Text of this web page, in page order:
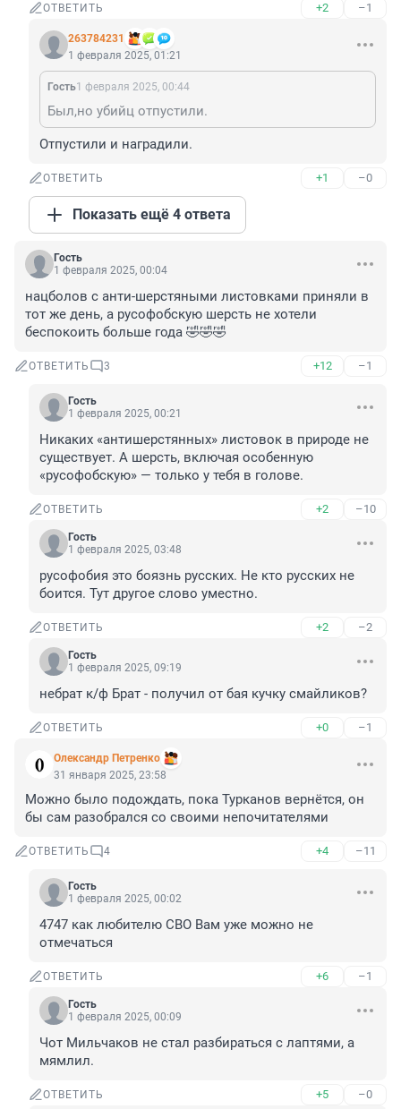
ОТВЕТИТЬ +2 –1
263784231
1 февраля 2025, 01:21
Гость1 февраля 2025, 00:44
Был,но убийц отпустили.
Отпустили и наградили.
ОТВЕТИТЬ +1 –0
Показать ещё 4 ответа
Гость
1 февраля 2025, 00:04
нацболов с анти-шерстяными листовками приняли в
тот же день, а русофобскую шерсть не хотели
беспокоить больше года 🤣🤣🤣
ОТВЕТИТЬ 3 +12 –1
Гость
1 февраля 2025, 00:21
Никаких «антишерстянных» листовок в природе не
существует. А шерсть, включая особенную
«русофобскую» — только у тебя в голове.
ОТВЕТИТЬ +2 –10
Гость
1 февраля 2025, 03:48
русофобия это боязнь русских. Не кто русских не
боится. Тут другое слово уместно.
ОТВЕТИТЬ +2 –2
Гость
1 февраля 2025, 09:19
небрат к/ф Брат - получил от бая кучку смайликов?
ОТВЕТИТЬ +0 –1
Олександр Петренко
31 января 2025, 23:58
Можно было подождать, пока Турканов вернётся, он
бы сам разобрался со своими непочитателями
ОТВЕТИТЬ 4 +4 –11
Гость
1 февраля 2025, 00:02
4747 как любителю СВО Вам уже можно не
отмечаться
ОТВЕТИТЬ +6 –1
Гость
1 февраля 2025, 00:09
Чот Мильчаков не стал разбираться с лаптями, а
мямлил.
ОТВЕТИТЬ +5 –0